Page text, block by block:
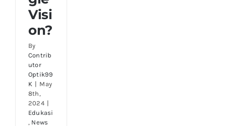
Visi
on?
By
Contrib
utor
Optik99
K | May
8th,
2024 |
Edukasi
, News